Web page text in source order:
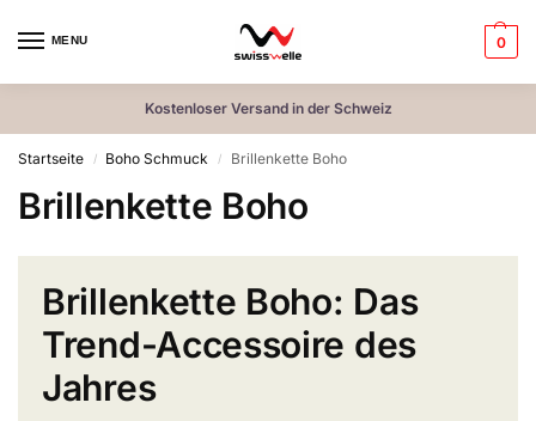
MENU 0
Kostenloser Versand in der Schweiz
Startseite / Boho Schmuck / Brillenkette Boho
Brillenkette Boho
Brillenkette Boho: Das
Trend-Accessoire des
Jahres